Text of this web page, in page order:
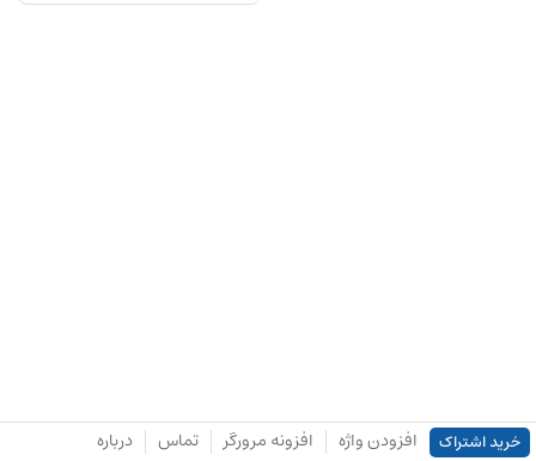
خرید اشتراک افزودن واژه افزونه مرورگر تماس درباره